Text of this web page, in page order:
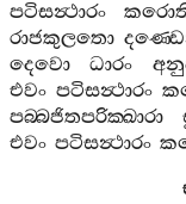
පටිසන්‍ථාරං
රාජකුලතො
දෙවො
ධාරං
එවං පටිසන්‍ථාරං
පබ‍්බජිතපරික‍්ඛාරා
එවං පටිසන්‍ථාරං